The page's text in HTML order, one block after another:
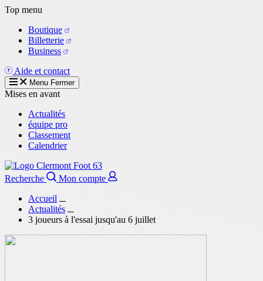
Aller
contenu
principal
Top menu
Boutique
Billetterie
Business
Aide et contact
Menu Fermer
Mises en avant
Actualités
équipe pro
Classement
Calendrier
Recherche
Mon compte
Accueil
Actualités
3 joueurs à l'essai jusqu'au 6 juillet